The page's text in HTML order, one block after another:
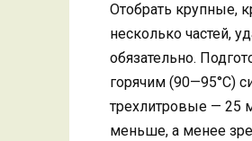
Отобрать крупные,
несколько частей,
обязательно.
горячим (90—95°С)
трехлитровые — 25
меньше, а менее